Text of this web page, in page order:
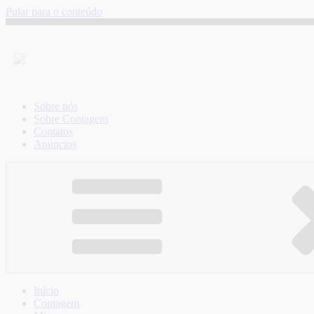
Pular para o conteúdo
Sobre nós
Sobre Contagem
Contatos
Anúncios
Início
Contagem